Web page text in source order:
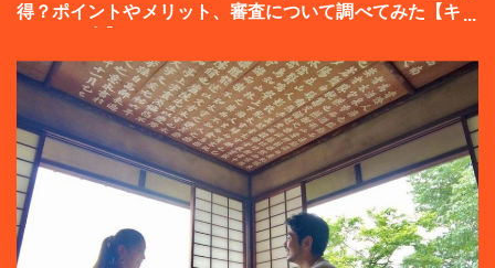
得？ポイントやメリット、審査について調べてみた【キャ